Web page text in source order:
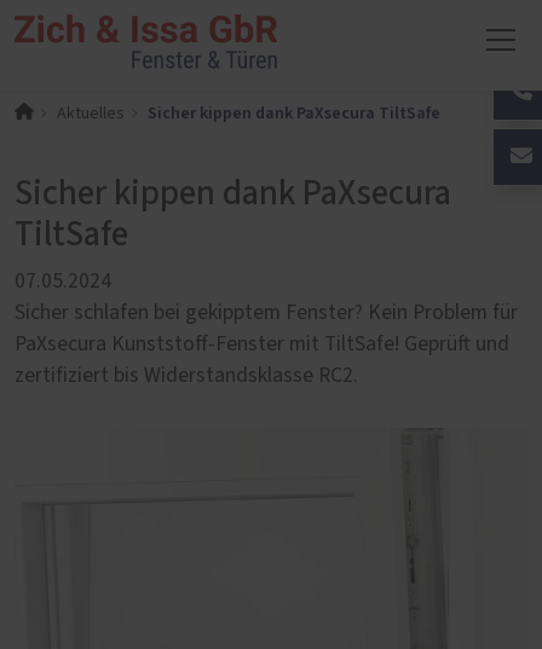
Aktuelles Sicher kippen dank PaXsecura TiltSafe
Sicher kippen dank PaXsecura
TiltSafe
07.05.2024
Sicher schlafen bei gekipptem Fenster? Kein Problem für
PaXsecura Kunststoff-Fenster mit TiltSafe! Geprüft und
zertifiziert bis Widerstandsklasse RC2.